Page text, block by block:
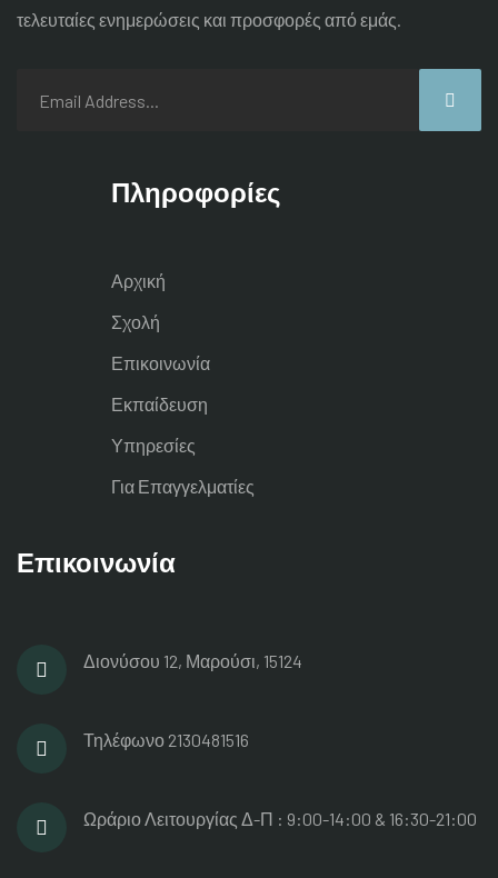
τελευταίες ενημερώσεις και προσφορές από εμάς.
Πληροφορίες
Αρχική
Σχολή
Επικοινωνία
Εκπαίδευση
Υπηρεσίες
Για Επαγγελματίες
Επικοινωνία
Διονύσου 12, Μαρούσι, 15124
Τηλέφωνο 2130481516
Ωράριο Λειτουργίας Δ-Π : 9:00-14:00 & 16:30-21:00